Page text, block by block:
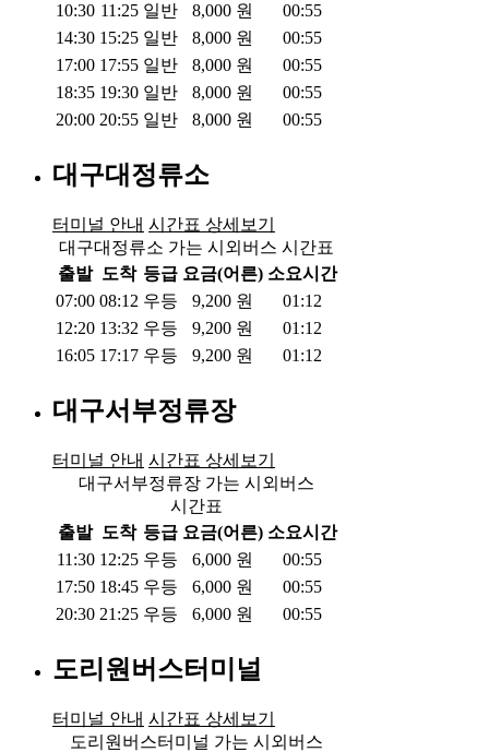
10:30 11:25 일반 8,000 원
00:55
14:30 15:25 일반 8,000 원
00:55
17:00 17:55 일반 8,000 원
00:55
18:35 19:30 일반 8,000 원
00:55
20:00 20:55 일반 8,000 원 00:55
대구대정류소
터미널 안내 시간표 상세보기
대구대정류소 가는 시외버스 시간표
출발 도착 등급 요금(어른) 소요시간
07:00 08:12 우등 9,200 원
01:12
12:20 13:32 우등 9,200 원
01:12
16:05 17:17 우등 9,200 원 01:12
대구서부정류장
터미널 안내 시간표 상세보기
대구서부정류장 가는 시외버스
시간표
출발 도착 등급 요금(어른) 소요시간
11:30 12:25 우등 6,000 원
00:55
17:50 18:45 우등 6,000 원
00:55
20:30 21:25 우등 6,000 원 00:55
도리원버스터미널
터미널 안내 시간표 상세보기
도리원버스터미널 가는 시외버스